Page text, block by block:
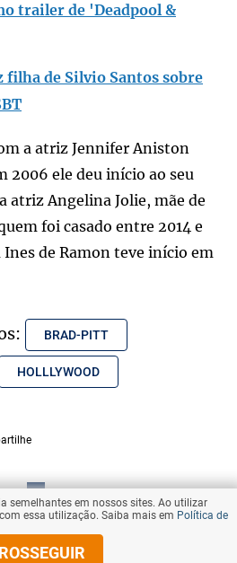
trailer de 'Deadpool &
de Silvio Santos sobre
a atriz Jennifer Aniston
2006 ele deu início ao seu
atriz Angelina Jolie, mãe de
foi casado entre 2014 e
Ines de Ramon teve início em
BRAD-PITT
HOLLLYWOOD
AO TOPO
semelhantes em nossos sites. Ao utilizar
essa utilização. Saiba mais em Política de